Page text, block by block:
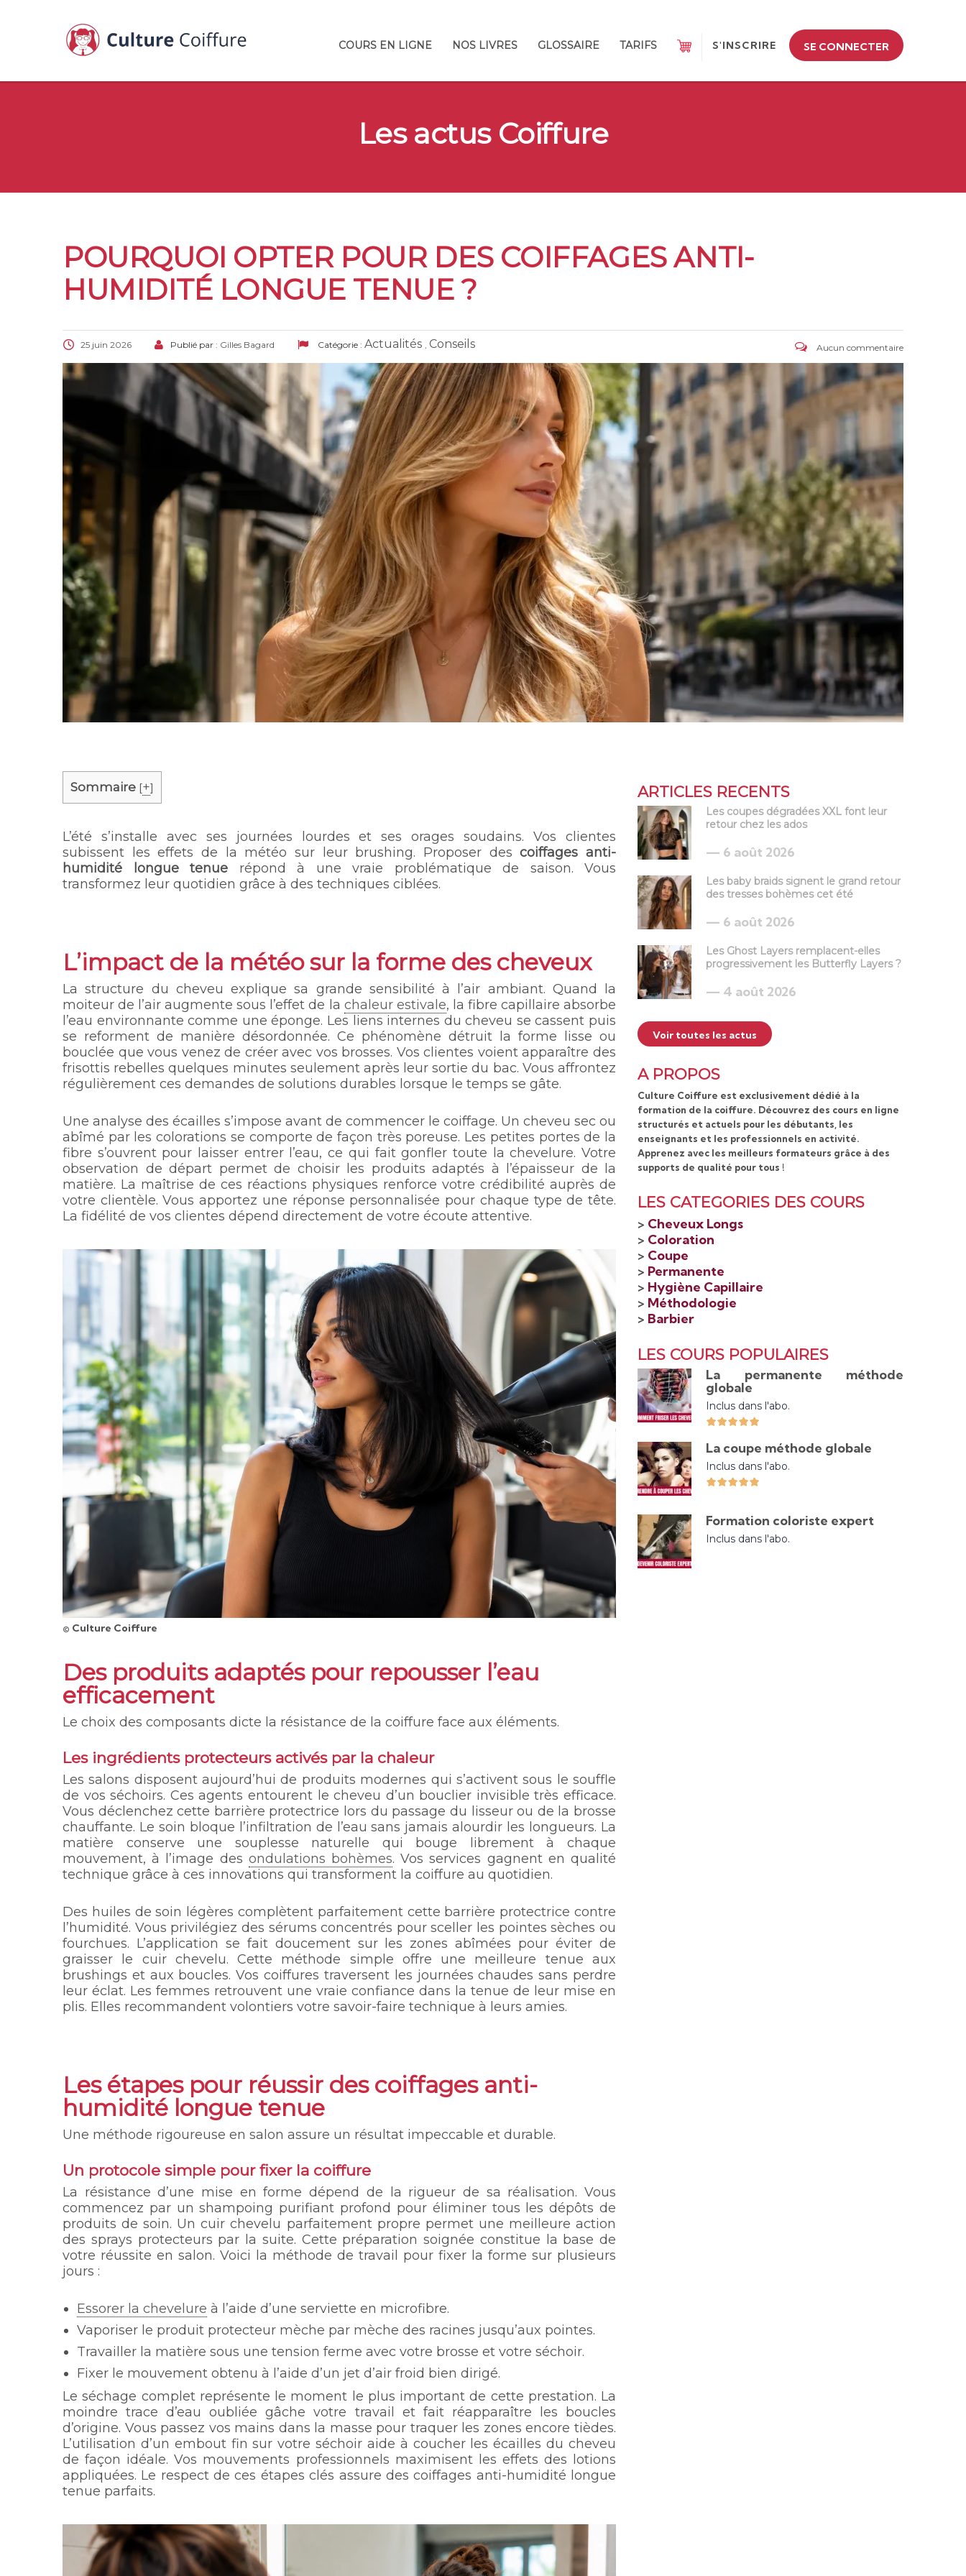
S'INSCRIRE SE CONNECTER
COURS EN LIGNE NOS LIVRES GLOSSAIRE TARIFS
Les actus Coiffure
POURQUOI OPTER POUR DES COIFFAGES ANTI-
HUMIDITÉ LONGUE TENUE ?
25 juin 2026 Publié par : Gilles Bagard Catégorie : Actualités , Conseils Aucun commentaire
Sommaire [+]
L’été s’installe avec ses journées lourdes et ses orages soudains. Vos clientes
subissent les effets de la météo sur leur brushing. Proposer descoiffages anti-
humidité longue tenue répond à une vraie problématique de saison. Vous
transformez leur quotidien grâce à des techniques ciblées.
L’impact de la météo sur la forme des cheveux
La structure du cheveu explique sa grande sensibilité à l’air ambiant. Quand la
moiteur de l’air augmente sous l’effet de la chaleur estivale, la fibre capillaire absorbe
l’eau environnante comme une éponge. Les liens internes du cheveu se cassent puis
se reforment de manière désordonnée. Ce phénomène détruit la forme lisse ou
bouclée que vous venez de créer avec vos brosses. Vos clientes voient apparaître des
frisottis rebelles quelques minutes seulement après leur sortie du bac. Vous affrontez
régulièrement ces demandes de solutions durables lorsque le temps se gâte.
Une analyse des écailles s’impose avant de commencer le coiffage. Un cheveu sec ou
abîmé par les colorations se comporte de façon très poreuse. Les petites portes de la
fibre s’ouvrent pour laisser entrer l’eau, ce qui fait gonfler toute la chevelure. Votre
observation de départ permet de choisir les produits adaptés à l’épaisseur de la
matière. La maîtrise de ces réactions physiques renforce votre crédibilité auprès de
votre clientèle. Vous apportez une réponse personnalisée pour chaque type de tête.
La fidélité de vos clientes dépend directement de votre écoute attentive.
© Culture Coiffure
Des produits adaptés pour repousser l’eau
efficacement
Le choix des composants dicte la résistance de la coiffure face aux éléments.
Les ingrédients protecteurs activés par la chaleur
Les salons disposent aujourd’hui de produits modernes qui s’activent sous le souffle
de vos séchoirs. Ces agents entourent le cheveu d’un bouclier invisible très efficace.
Vous déclenchez cette barrière protectrice lors du passage du lisseur ou de la brosse
chauffante. Le soin bloque l’infiltration de l’eau sans jamais alourdir les longueurs. La
matière conserve une souplesse naturelle qui bouge librement à chaque
mouvement, à l’image des ondulations bohèmes. Vos services gagnent en qualité
technique grâce à ces innovations qui transforment la coiffure au quotidien.
Des huiles de soin légères complètent parfaitement cette barrière protectrice contre
l’humidité. Vous privilégiez des sérums concentrés pour sceller les pointes sèches ou
fourchues. L’application se fait doucement sur les zones abîmées pour éviter de
graisser le cuir chevelu. Cette méthode simple offre une meilleure tenue aux
brushings et aux boucles. Vos coiffures traversent les journées chaudes sans perdre
leur éclat. Les femmes retrouvent une vraie confiance dans la tenue de leur mise en
plis. Elles recommandent volontiers votre savoir-faire technique à leurs amies.
Les étapes pour réussir des coiffages anti-
humidité longue tenue
Une méthode rigoureuse en salon assure un résultat impeccable et durable.
Un protocole simple pour fixer la coiffure
La résistance d’une mise en forme dépend de la rigueur de sa réalisation. Vous
commencez par un shampoing purifiant profond pour éliminer tous les dépôts de
produits de soin. Un cuir chevelu parfaitement propre permet une meilleure action
des sprays protecteurs par la suite. Cette préparation soignée constitue la base de
votre réussite en salon. Voici la méthode de travail pour fixer la forme sur plusieurs
jours :
Essorer la chevelure à l’aide d’une serviette en microfibre.
Vaporiser le produit protecteur mèche par mèche des racines jusqu’aux pointes.
Travailler la matière sous une tension ferme avec votre brosse et votre séchoir.
Fixer le mouvement obtenu à l’aide d’un jet d’air froid bien dirigé.
Le séchage complet représente le moment le plus important de cette prestation. La
moindre trace d’eau oubliée gâche votre travail et fait réapparaître les boucles
d’origine. Vous passez vos mains dans la masse pour traquer les zones encore tièdes.
L’utilisation d’un embout fin sur votre séchoir aide à coucher les écailles du cheveu
de façon idéale. Vos mouvements professionnels maximisent les effets des lotions
appliquées. Le respect de ces étapes clés assure des coiffages anti-humidité longue
tenue parfaits.
ARTICLES RECENTS
Les coupes dégradées XXL font leur
retour chez les ados
6 août 2026
Les baby braids signent le grand retour
des tresses bohèmes cet été
6 août 2026
Les Ghost Layers remplacent-elles
progressivement les Butterfly Layers ?
4 août 2026
Voir toutes les actus
A PROPOS
Culture Coiffure est exclusivement dédié à la
formation de la coiffure. Découvrez des cours en ligne
structurés et actuels pour les débutants, les
enseignants et les professionnels en activité.
Apprenez avec les meilleurs formateurs grâce à des
supports de qualité pour tous !
LES CATEGORIES DES COURS
> Cheveux Longs
> Coloration
> Coupe
> Permanente
> Hygiène Capillaire
> Méthodologie
> Barbier
LES COURS POPULAIRES
La permanente méthode
globale
Inclus dans l'abo.
La coupe méthode globale
Inclus dans l'abo.
Formation coloriste expert
Inclus dans l'abo.